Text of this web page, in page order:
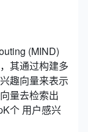
(MIND)
其通过构建多
趣向量来表示
量去检索出
个 用户感兴